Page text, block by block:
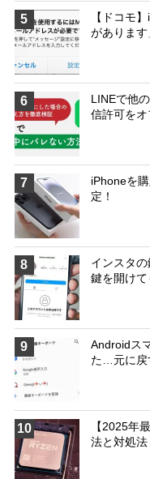
5
【ドコモ
がありま
6
LINEで他
信許可を
7
iPhoneを
定！
8
インスタ
鍵を開け
9
Androidス
た…元に戻
10
【2025年
法と対処